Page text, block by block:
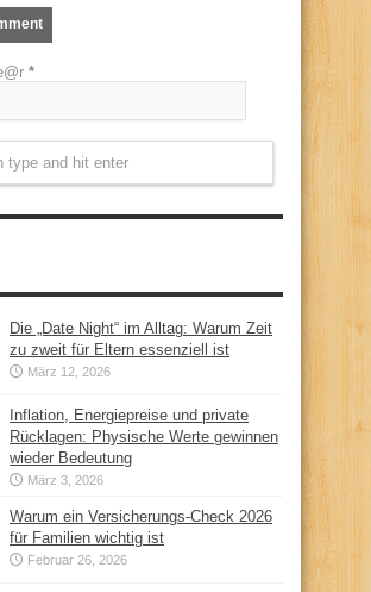
*
Die „Date Night“ im Alltag: Warum Zeit
zu zweit für Eltern essenziell ist
März 12, 2026
Inflation, Energiepreise und private
Rücklagen: Physische Werte gewinnen
wieder Bedeutung
März 3, 2026
Warum ein Versicherungs-Check 2026
für Familien wichtig ist
Februar 26, 2026